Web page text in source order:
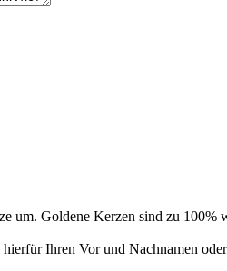
Goldene Kerzen sind zu 100%
Ihren Vor und Nachnamen